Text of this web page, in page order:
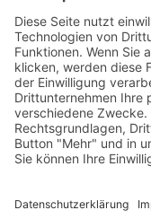
Produkte
Dokumentation
Technik
Transporte
Hakenlift